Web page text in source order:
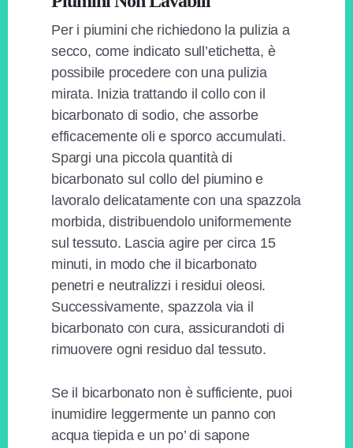
Per i piumini che richiedono la pulizia a
secco, come indicato sull’etichetta, è
possibile procedere con una pulizia
mirata. Inizia trattando il collo con il
bicarbonato di sodio, che assorbe
efficacemente oli e sporco accumulati.
Spargi una piccola quantità di
bicarbonato sul collo del piumino e
lavoralo delicatamente con una spazzola
morbida, distribuendolo uniformemente
sul tessuto. Lascia agire per circa 15
minuti, in modo che il bicarbonato
penetri e neutralizzi i residui oleosi.
Successivamente, spazzola via il
bicarbonato con cura, assicurandoti di
rimuovere ogni residuo dal tessuto.
Se il bicarbonato non è sufficiente, puoi
inumidire leggermente un panno con
acqua tiepida e un po’ di sapone